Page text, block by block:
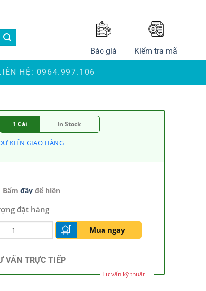
Báo giá Kiểm tra mã
HỆ: 0964.997.106
1 Cái In Stock
KIẾN GIAO HÀNG
Bấm đâyđể hiện
đặt hàng
Mua ngay
VẤN TRỰC TIẾP
Tư vấn kỹ thuật